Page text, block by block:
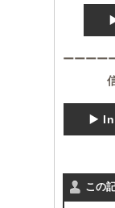
ーーーー
▶️
この